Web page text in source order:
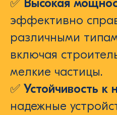
✅ Высокая
эффективно
различными
включая
мелкие частицы.
✅ Устойчивость к
надежные